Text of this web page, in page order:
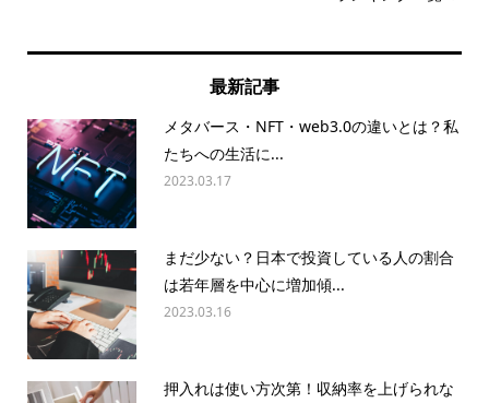
最新記事
メタバース・NFT・web3.0の違いとは？私
たちへの生活に...
2023.03.17
まだ少ない？日本で投資している人の割合
は若年層を中心に増加傾...
2023.03.16
押入れは使い方次第！収納率を上げられな